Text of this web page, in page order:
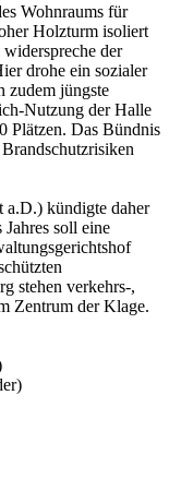
Wohnraums für
Holzturm isoliert
der
drohe ein sozialer
zudem jüngste
Nutzung der Halle
Plätzen. Das Bündnis
a.D.) kündigte daher
soll eine
stehen verkehrs-,
Zentrum der Klage.